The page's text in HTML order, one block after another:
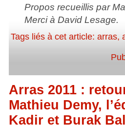
Propos recueillis par
Merci à David Lesage.
Tags liés à cet article: arras,
Arras 2011 :
Mathieu Demy,
Kadir et Burak